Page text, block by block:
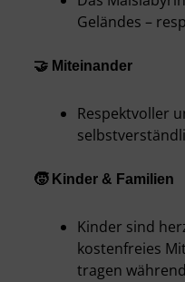
Geländes –
🤝 Miteinander
Respektvoller
🧒 Kinder & Familien
Kinder sind
kostenfreies
tragen